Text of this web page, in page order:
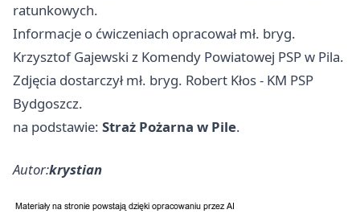
ratunkowych.
Informacje o ćwiczeniach opracował mł. bryg.
Krzysztof Gajewski z Komendy Powiatowej PSP w Pila.
Zdjęcia dostarczył mł. bryg. Robert Kłos - KM PSP
Bydgoszcz.
na podstawie: Straż Pożarna w Pile.
Autor:krystian